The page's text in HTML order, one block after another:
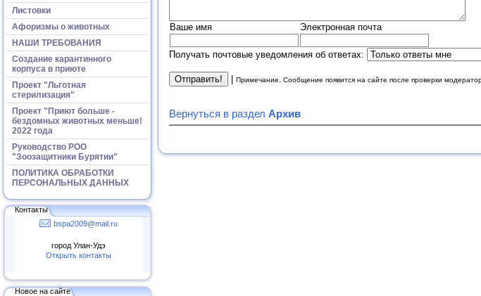
Листовки
Афоризмы о животных
НАШИ ТРЕБОВАНИЯ
Создание карантинного
корпуса в приюте
Проект "Льготная
стерилизация"
Проект "Приют больше -
бездомных животных меньше!
2022 года
Руководство РОО
"Зоозащитники Бурятии"
ПОЛИТИКА ОБРАБОТКИ
ПЕРСОНАЛЬНЫХ ДАННЫХ
Контакты
bspa2009@mail.ru
город Улан-Удэ
Открыть контакты
Новое на сайте
Ваше имя Электронная почта
Получать почтовые уведомления об ответах:
Примечание. Сообщение появится на сайте после проверки
Вернуться в раздел Архив